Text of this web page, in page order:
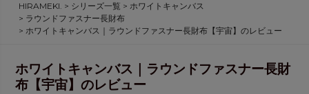
HIRAMEKI. シリーズ一覧
ホワイトキャンバス
ラウンドファスナー長財布
ホワイトキャンバス｜ラウンドファスナー長財布【宇宙】のレビュー
ホワイトキャンバス｜ラウンドファスナー長財
布【宇宙】のレビュー